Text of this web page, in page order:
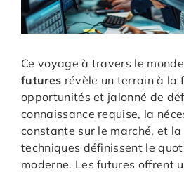
Ce voyage à travers le
futures révèle un terrain à la
opportunités et jalonné de
connaissance requise, la
constante sur le marché, et
techniques définissent le
moderne. Les futures offrent